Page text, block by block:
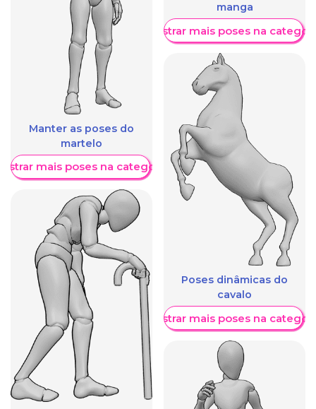
Manter as poses do
martelo
mais poses na categoria
manga
Mostrar mais poses na
Poses dinâmicas do
cavalo
Mostrar mais poses na